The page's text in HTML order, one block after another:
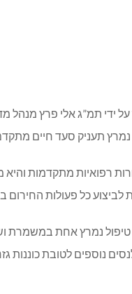
ידי תמ”ג אלי פרץ
נמרץ תעניק סעד חיים
רפואיות מתקדמות והיא
כל פעולות החירום
נוספים לטובת כוננות